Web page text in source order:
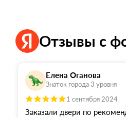
Отзывы с
Елена Оганова
Знаток города 3 уровня
1 сентября 2024
Заказали двери по